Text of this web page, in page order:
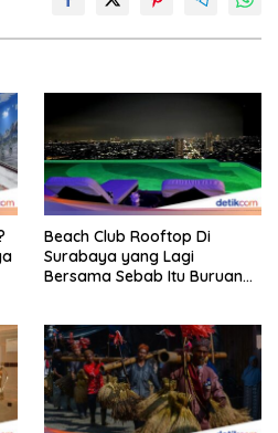
Beach Club Rooftop Di
Surabaya yang Lagi
Bersama Sebab Itu Buruan